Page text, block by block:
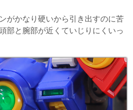
がかなり硬いから引き出すのに苦
部と腕部が近くていじりにくいっ